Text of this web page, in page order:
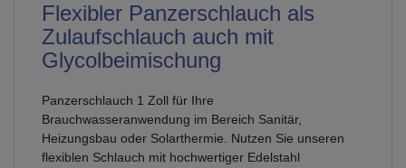
Flexibler Panzerschlauch als
Zulaufschlauch auch mit
Glycolbeimischung
Panzerschlauch 1 Zoll für Ihre
Brauchwasseranwendung im Bereich Sanitär,
Heizungsbau oder Solarthermie. Nutzen Sie unseren
flexiblen Schlauch mit hochwertiger Edelstahl